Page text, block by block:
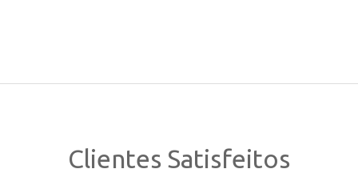
Clientes Satisfeitos